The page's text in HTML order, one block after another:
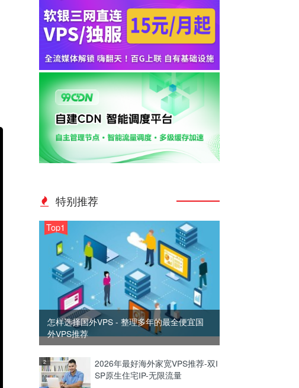
特别推荐
Top1
怎样选择国外VPS - 整理多年的最全便宜国
外VPS推荐
2
2026年最好海外家宽VPS推荐-双I
SP原生住宅IP-无限流量